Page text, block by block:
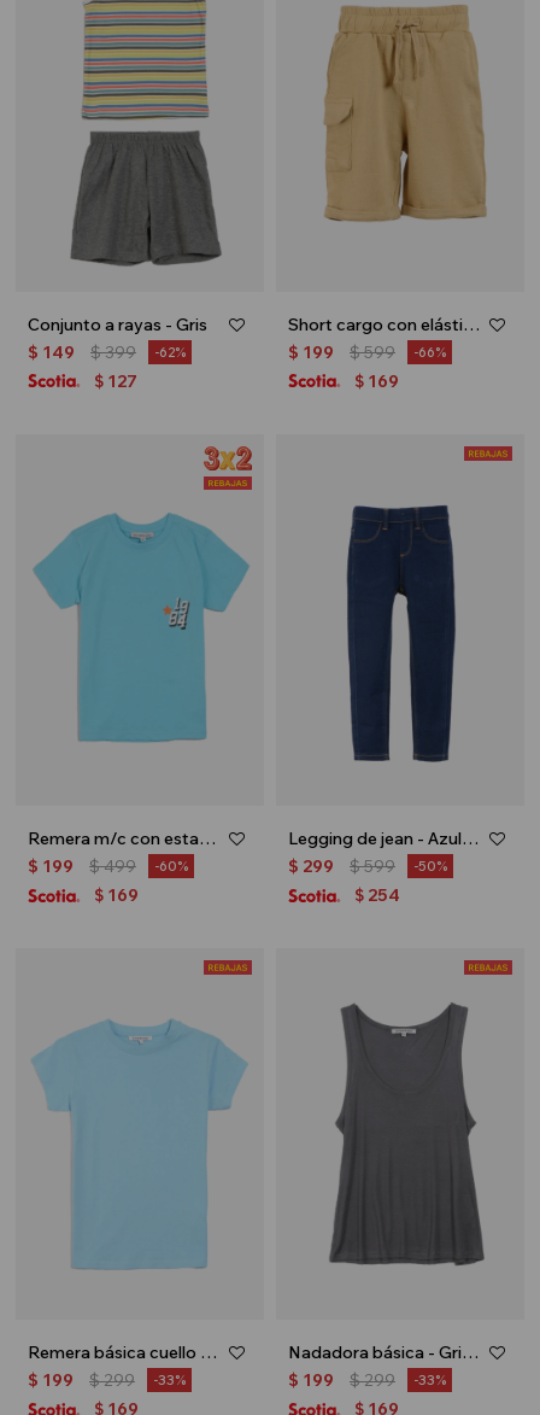
Conjunto a rayas - Gris
$ 149 $399 62
$ 127
Short cargo con elástico - Beige
$ 199 $599 66
$ 169
Remera m/c con estampa 1984 - Celeste
$ 199 $499 60
$ 169
Legging de jean - Azul oscuro
$ 299 $599 50
$ 254
Remera básica cuello redondo - Celeste
$ 199 $299 33
$ 169
Nadadora básica - Gris oscuro
$ 199 $299 33
$ 169